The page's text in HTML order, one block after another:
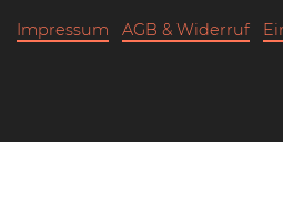
Klassiker der
Impressum AGB & Widerruf